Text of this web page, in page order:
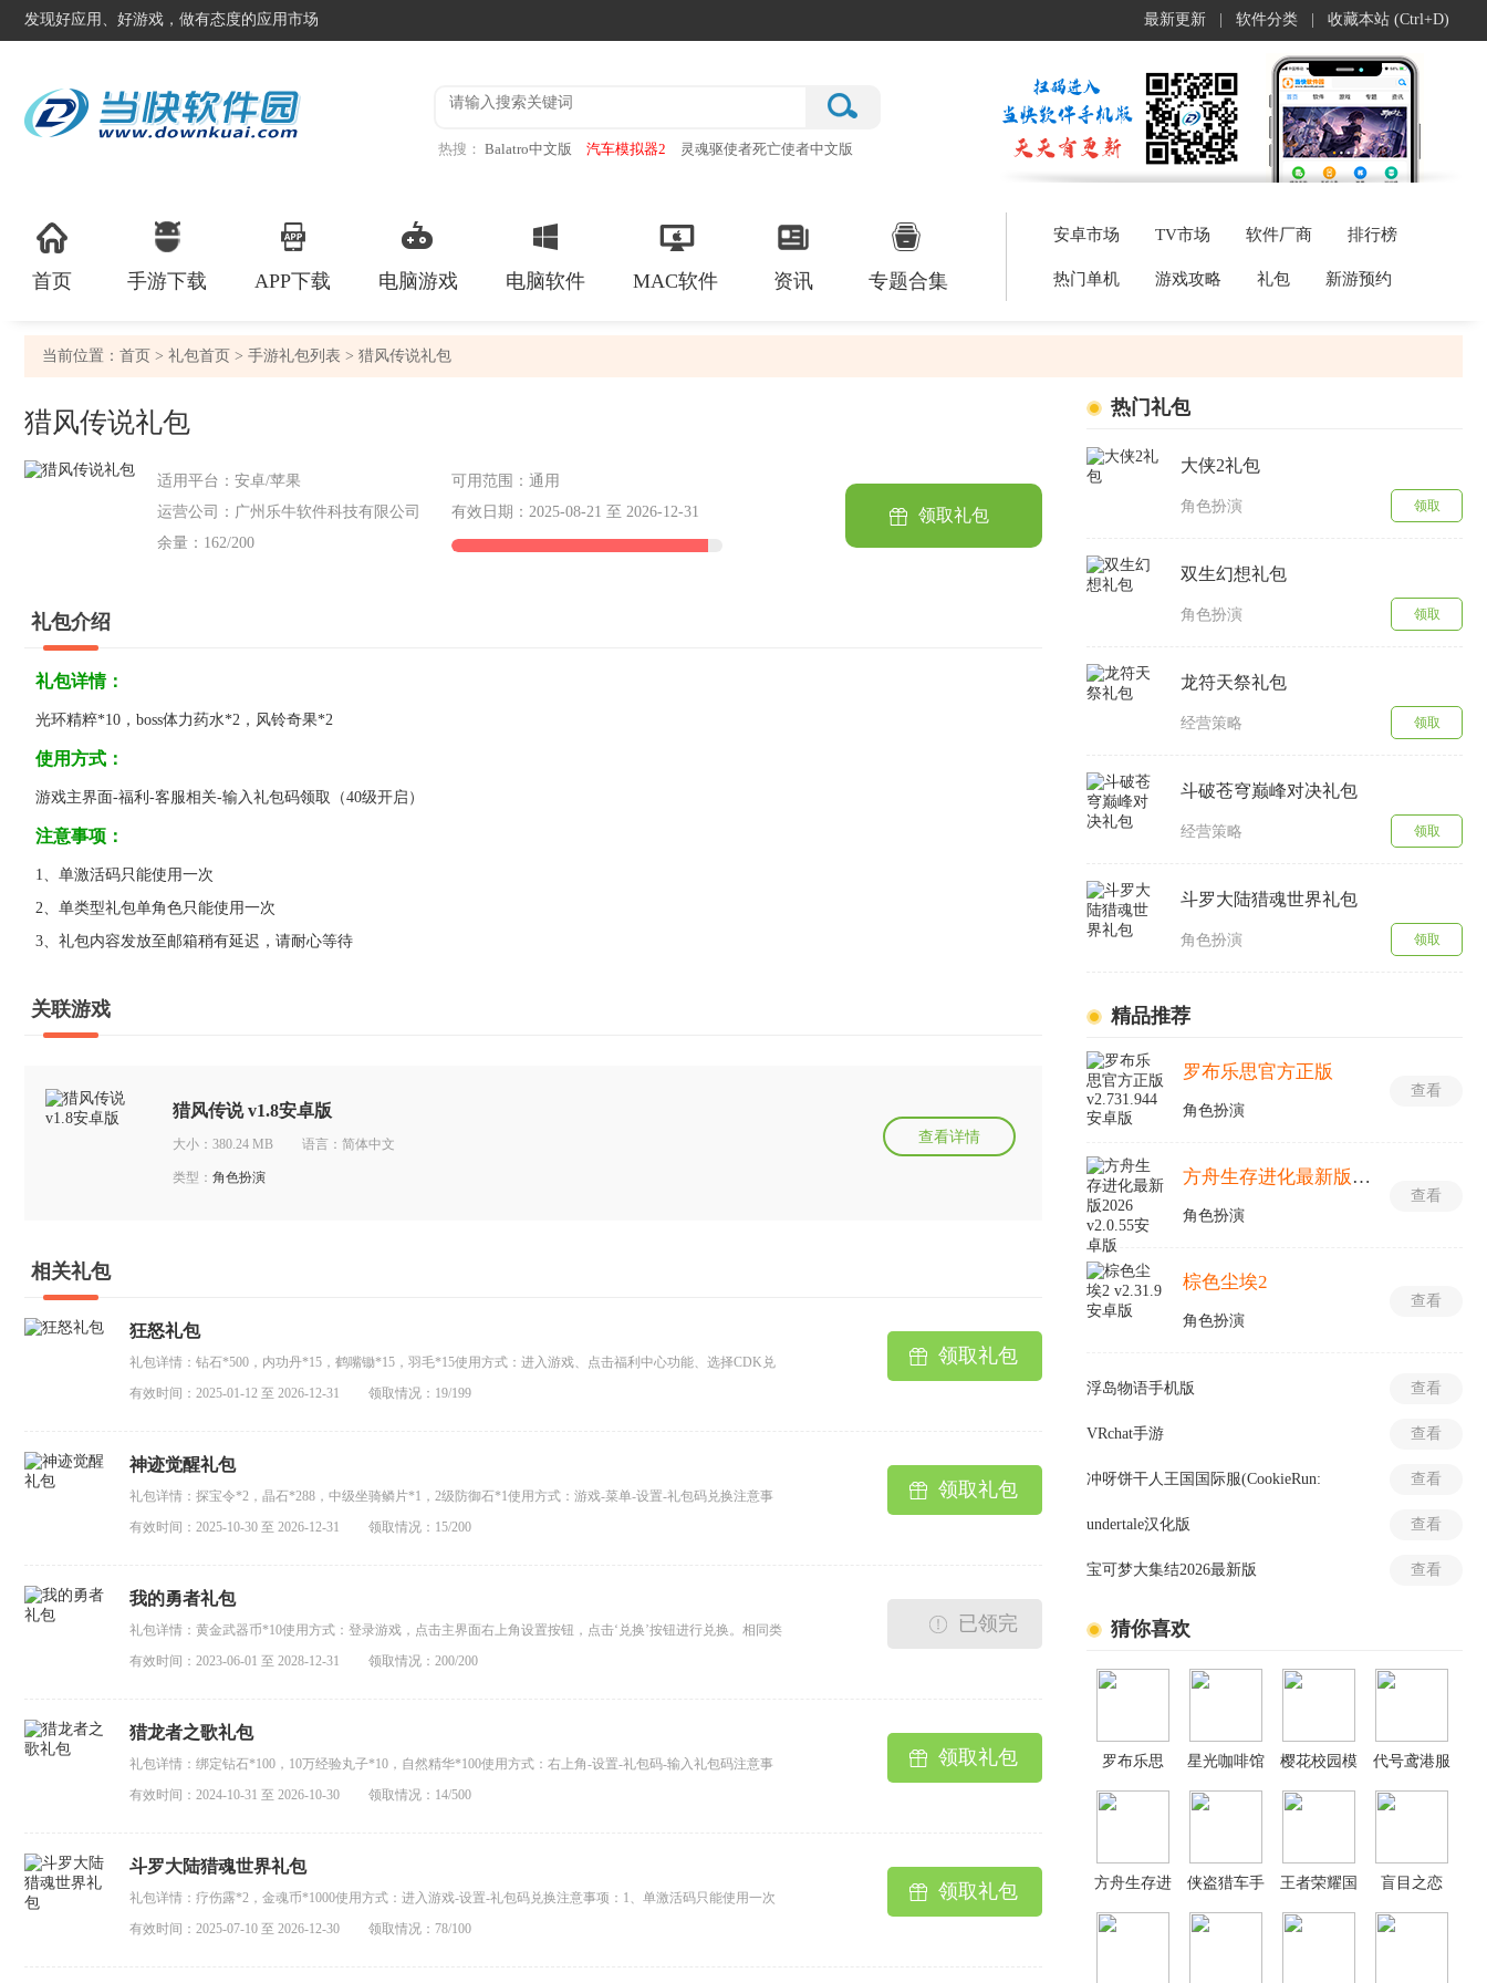
发现好应用、好游戏，做有态度的应用市场 最新更新 软件分类 收藏本站 (Ctrl+D)
热搜： Balatro中文版 汽车模拟器2
灵魂驱使者死亡使者中文版
首页 手游下载 APP下载 电脑游戏 电脑软件 MAC软件 资讯 专题合集
安卓市场 TV市场 软件厂商 排行榜
热门单机 游戏攻略 礼包 新游预约
当前位置： 首页 > 礼包首页 > 手游礼包列表 > 猎风传说礼包
猎风传说礼包
适用平台：安卓/苹果
可用范围：通用
运营公司：广州乐牛软件科技有限公司
有效日期：2025-08-21 至 2026-12-31
余量： 162/200
领取礼包
礼包介绍
礼包详情：
光环精粹*10，boss体力药水*2，风铃奇果*2
使用方式：
游戏主界面-福利-客服相关-输入礼包码领取（40级开启）
注意事项：
1、单激活码只能使用一次
2、单类型礼包单角色只能使用一次
3、礼包内容发放至邮箱稍有延迟，请耐心等待
关联游戏
猎风传说 v1.8安卓版
大小：380.24 MB 语言：简体中文
类型： 角色扮演
查看详情
相关礼包
狂怒礼包
礼包详情：钻石*500，内功丹*15，鹤嘴锄*15，羽毛*15使用方式：进入游戏、点击福利中心功能、选择CDK兑
换、输入兑换码、兑换成功后在邮件中领取。注意事项：1、单激活码只能使用一次2、单类型礼包单角色只能使
有效时间：2025-01-12 至 2026-12-31 领取情况：19/199
领取礼包
神迹觉醒礼包
礼包详情：探宝令*2，晶石*288，中级坐骑鳞片*1，2级防御石*1使用方式：游戏-菜单-设置-礼包码兑换注意事
项：1、单激活码只能使用一次2、单类型礼包单角色只能使用一次3、礼包内容发放至邮箱稍有延迟，请耐心等
有效时间：2025-10-30 至 2026-12-31 领取情况：15/200
领取礼包
我的勇者礼包
礼包详情：黄金武器币*10使用方式：登录游戏，点击主界面右上角设置按钮，点击‘兑换’按钮进行兑换。相同类
型礼包兑换码,每个角色只可使用一次。注意事项：1、单激活码只能使用一次2、单类型礼包单角色只能使用一次
有效时间：2023-06-01 至 2028-12-31 领取情况：200/200
已领完
猎龙者之歌礼包
礼包详情：绑定钻石*100，10万经验丸子*10，自然精华*100使用方式：右上角-设置-礼包码-输入礼包码注意事
项：1、单激活码只能使用一次2、单类型礼包单角色只能使用一次3、礼包内容发放至邮箱稍有延迟，请耐心等
有效时间：2024-10-31 至 2026-10-30 领取情况：14/500
领取礼包
斗罗大陆猎魂世界礼包
礼包详情：疗伤露*2，金魂币*1000使用方式：进入游戏-设置-礼包码兑换注意事项：1、单激活码只能使用一次
2、单类型礼包单角色只能使用一次3、礼包内容发放至邮箱稍有延迟，请耐心等待...
有效时间：2025-07-10 至 2026-12-30 领取情况：78/100
领取礼包
热门礼包
大侠2礼包
角色扮演 领取
双生幻想礼包
角色扮演 领取
龙符天祭礼包
经营策略 领取
斗破苍穹巅峰对决礼包
经营策略 领取
斗罗大陆猎魂世界礼包
角色扮演 领取
精品推荐
查看
罗布乐思官方正版
角色扮演
查看
方舟生存进化最新版2026
角色扮演
查看
棕色尘埃2
角色扮演
查看
浮岛物语手机版
查看
VRchat手游
查看
冲呀饼干人王国国际服(CookieRun:
查看
undertale汉化版
查看
宝可梦大集结2026最新版
猜你喜欢
罗布乐思
星光咖啡馆
手机版
樱花校园模
代号鸢港服
方舟生存进
侠盗猎车手
手机版
王者荣耀国
盲目之恋